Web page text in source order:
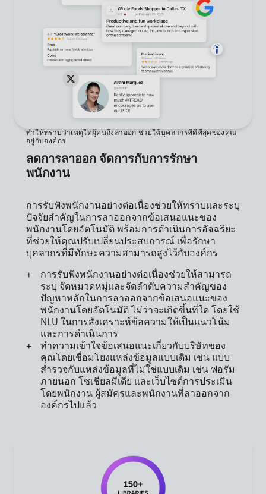
ทำให้ทราบว่าเหตุใดผู้คนถึงลาออก ช่วยให้บุคลากรที่ดีที่สุดของคุณ
อยู่กับองค์กร
ลดการลาออก จัดการกับการรักษา
พนักงาน
การรับฟังพนักงานอย่างต่อเนื่องช่วยให้ทราบและระบุ
ปัจจัยสำคัญในการลาออกจากข้อเสนอแนะของ
พนักงานโดยอัตโนมัติ พร้อมการดำเนินการอัจฉริยะ
ที่ช่วยให้คุณปรับเปลี่ยนประสบการณ์ เพื่อรักษา
บุคลากรที่มีทักษะความสามารถสูงไว้กับองค์กร
การรับฟังพนักงานอย่างต่อเนื่องช่วยให้สามารถ
ระบุ จัดหมวดหมู่และจัดลำดับความสำคัญของ
ปัญหาหลักในการลาออกจากข้อเสนอแนะของ
พนักงานโดยอัตโนมัติ ไม่ว่าจะเกิดขึ้นที่ใด โดยใช้
NLU ในการสังเคราะห์ข้อความให้เป็นแนวโน้ม
และการดำเนินการ
ทำความเข้าใจข้อเสนอแนะเกี่ยวกับบริษัทของ
คุณโดยเชื่อมโยงแหล่งข้อมูลแบบเดิม เช่น แบบ
สำรวจกับแหล่งข้อมูลที่ไม่ใช่แบบเดิม เช่น ฟอรัม
ภายนอก โซเชียลมีเดีย และเว็บไซต์การประเมิน
โดยพนักงาน ผู้สมัครและพนักงานที่ลาออกจาก
องค์กรไปแล้ว